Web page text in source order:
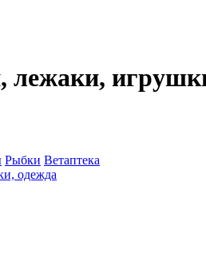
лежаки,
Рыбки Ветаптека
одежда